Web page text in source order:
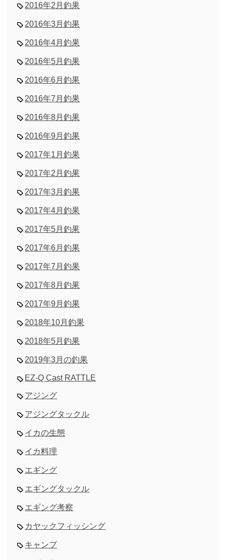
2016年2月釣果
2016年3月釣果
2016年4月釣果
2016年5月釣果
2016年6月釣果
2016年7月釣果
2016年8月釣果
2016年9月釣果
2017年1月釣果
2017年2月釣果
2017年3月釣果
2017年4月釣果
2017年5月釣果
2017年6月釣果
2017年7月釣果
2017年8月釣果
2017年9月釣果
2018年10月釣果
2018年5月釣果
2019年3月の釣果
EZ-Q Cast RATTLE
アジング
アジングタックル
イカの生態
イカ料理
エギング
エギングタックル
エギング考察
カヤックフィッシング
キャンプ